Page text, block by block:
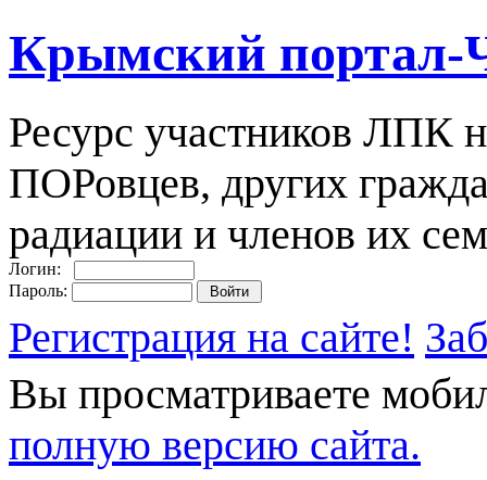
Крымский портал-
Ресурс участников ЛПК
ПОРовцев, других
радиации и членов их
Логин:
Пароль:
Регистрация на сайте!
Вы просматриваете
полную версию сайта.